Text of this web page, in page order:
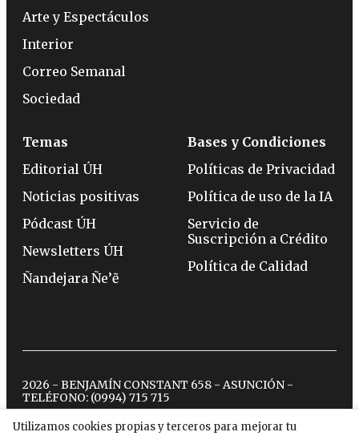
Utilizamos cookies propias y terceros para mejorar tu
Arte y Espectáculos
Interior
Correo Semanal
Sociedad
Temas
Editorial ÚH
Noticias positivas
Pódcast ÚH
Newsletters ÚH
Ñandejara Ñe’ẽ
Bases y Condiciones
Políticas de Privacidad
Política de uso de la IA
Servicio de
Suscripción a Crédito
Política de Calidad
2026 - BENJAMÍN CONSTANT 658 - ASUNCIÓN -
TELÉFONO: (0994) 715 715